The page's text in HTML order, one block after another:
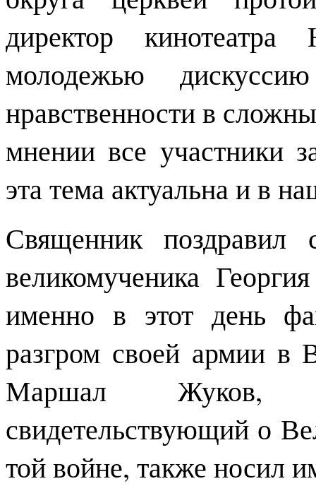
директор
молодежью
нравственности в
мнении все участники
эта тема актуальна и в
Священник
великомученика
именно в этот день
разгром своей армии в
Маршал Жуков,
свидетельствующий о
той войне, также носил